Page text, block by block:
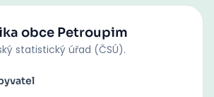
obce Petroupim
statistický úřad (ČSÚ).